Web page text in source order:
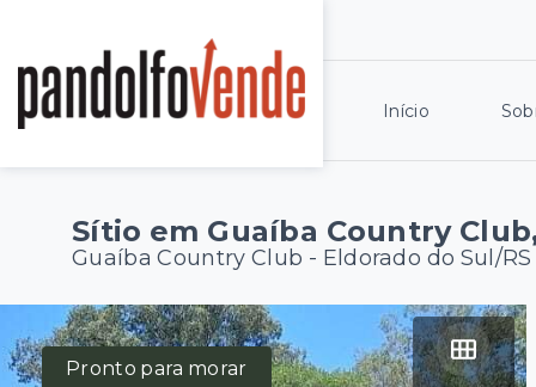
Início
Sítio em Guaíba Country
Guaíba Country Club - Eldorado do Sul/RS
Pronto para morar